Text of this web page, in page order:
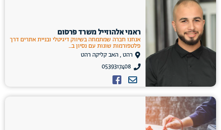
ראמי אלהוזייל משרד פרסום
אנחנו חברה שמתמחה בשיווק דיגיטלי ובניית אתרים דרך
פלטפורמות שונות עם נסיון ב...
רהט , האב קליקה רהט
0539317408